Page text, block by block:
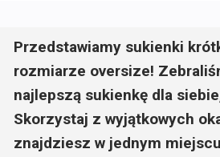
Przedstawiamy sukienki
rozmiarze oversize!
najlepszą sukienkę dla
Skorzystaj z wyjątkowych
znajdziesz w jednym miejscu